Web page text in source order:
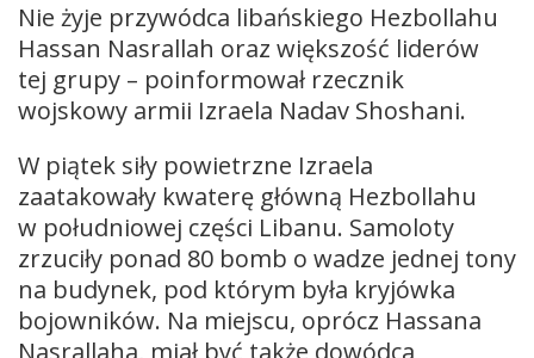
Nie żyje przywódca libańskiego Hezbollahu
Hassan Nasrallah oraz większość liderów
tej grupy – poinformował rzecznik
wojskowy armii Izraela Nadav Shoshani.
W piątek siły powietrzne Izraela
zaatakowały kwaterę główną Hezbollahu
w południowej części Libanu. Samoloty
zrzuciły ponad 80 bomb o wadze jednej tony
na budynek, pod którym była kryjówka
bojowników. Na miejscu, oprócz Hassana